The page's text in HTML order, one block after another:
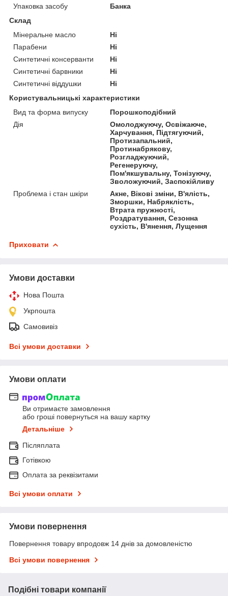
Упаковка засобу
Банка
Склад
Мінеральне масло
Ні
Парабени
Ні
Синтетичні консерванти
Ні
Синтетичні барвники
Ні
Синтетичні віддушки
Ні
Користувальницькі характеристики
Вид та форма випуску
Порошкоподібний
Дія
Омолоджуючу, Освіжаюче,
Харчування, Підтягуючий,
Протизапальний,
Протинабрякову,
Розгладжуючий,
Регенеруючу,
Пом'якшувальну, Тонізуючу,
Зволожуючий, Заспокійливу
Проблема і стан шкіри
Акне, Вікові зміни, В'ялість,
Зморшки, Набряклість,
Втрата пружності,
Роздратування, Сезонна
сухість, В'янення, Лущення
Приховати
Умови доставки
Нова Пошта
Укрпошта
Самовивіз
Всі умови доставки
Умови оплати
Ви отримаєте замовлення
або гроші повернуться на вашу картку
Детальніше
Післяплата
Готівкою
Оплата за реквізитами
Всі умови оплати
Умови повернення
Повернення товару впродовж 14 днів за домовленістю
Всі умови повернення
Подібні товари компанії